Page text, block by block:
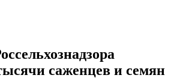
саженцев и семян